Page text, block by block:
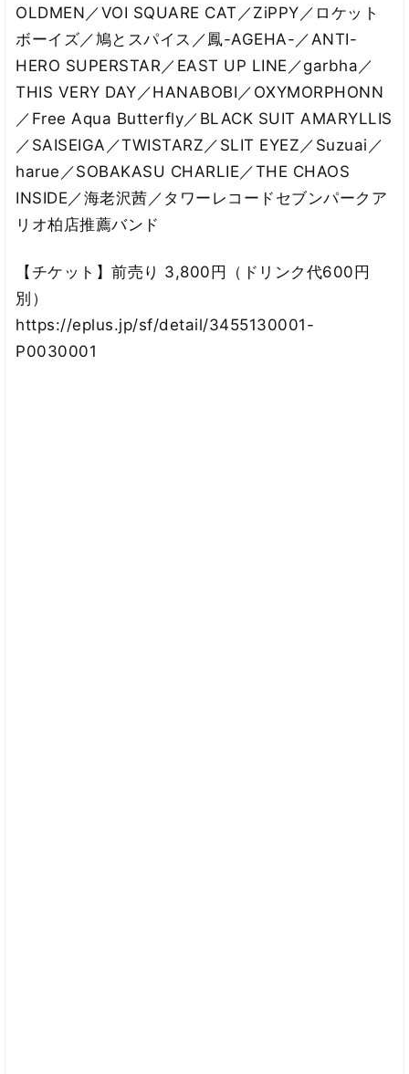
OLDMEN／VOI SQUARE CAT／ZiPPY／ロケット
ボーイズ／鳩とスパイス／鳳-AGEHA-／ANTI-
HERO SUPERSTAR／EAST UP LINE／garbha／
THIS VERY DAY／HANABOBI／OXYMORPHONN
／Free Aqua Butterfly／BLACK SUIT AMARYLLIS
／SAISEIGA／TWISTARZ／SLIT EYEZ／Suzuai／
harue／SOBAKASU CHARLIE／THE CHAOS
INSIDE／海老沢茜／タワーレコードセブンパークア
リオ柏店推薦バンド
【チケット】前売り 3,800円（ドリンク代600円
別）
https://eplus.jp/sf/detail/3455130001-
P0030001